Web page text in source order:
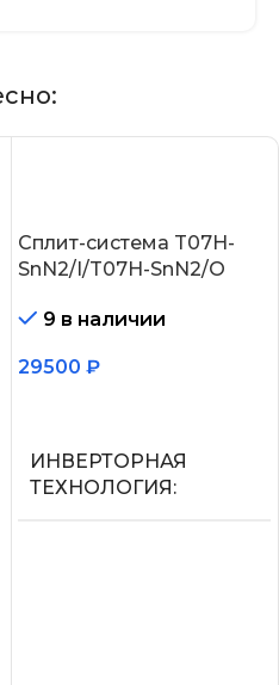
Сплит-система T07H-
SnN2/I/T07H-SnN2/O
9 в наличии
29500 ₽
ИНВЕРТОРНАЯ
ТЕХНОЛОГИЯ